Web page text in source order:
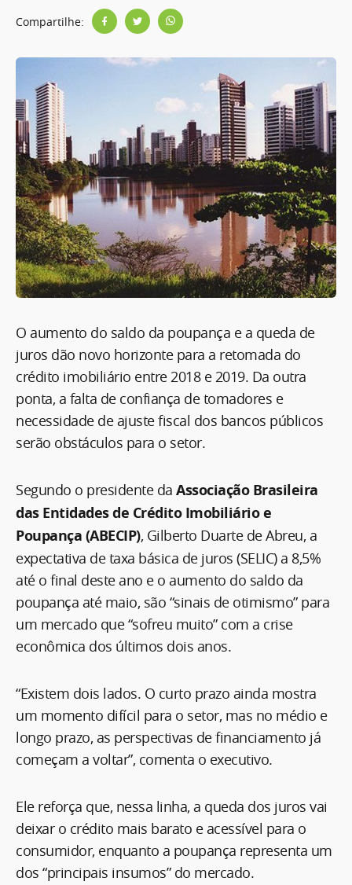
Compartilhe:
O aumento do saldo da poupança e a queda de
juros dão novo horizonte para a retomada do
crédito imobiliário entre 2018 e 2019. Da outra
ponta, a falta de confiança de tomadores e
necessidade de ajuste fiscal dos bancos públicos
serão obstáculos para o setor.
Segundo o presidente da Associação Brasileira
das Entidades de Crédito Imobiliário e
Poupança (ABECIP), Gilberto Duarte de Abreu, a
expectativa de taxa básica de juros (SELIC) a 8,5%
até o final deste ano e o aumento do saldo da
poupança até maio, são “sinais de otimismo” para
um mercado que “sofreu muito” com a crise
econômica dos últimos dois anos.
“Existem dois lados. O curto prazo ainda mostra
um momento difícil para o setor, mas no médio e
longo prazo, as perspectivas de financiamento já
começam a voltar”, comenta o executivo.
Ele reforça que, nessa linha, a queda dos juros vai
deixar o crédito mais barato e acessível para o
consumidor, enquanto a poupança representa um
dos “principais insumos” do mercado.